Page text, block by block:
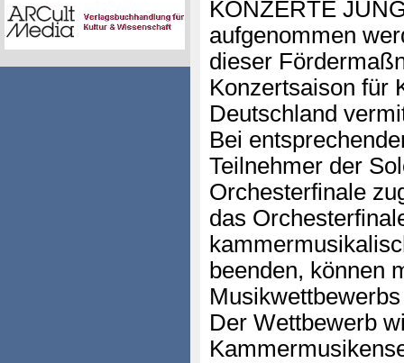
KONZERTE
aufgenommen
dieser
Konzertsaison für
Deutschland
Bei
Teilnehmer der
Orchesterfinale
das
beenden, können
Der Wettbewerb